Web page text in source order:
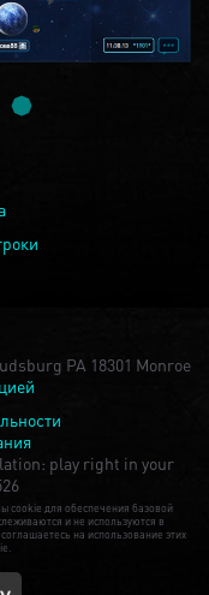
PA 18301 Monroe
play right in your
cookie для обеспечения базовой
и не используются в
на использование этих